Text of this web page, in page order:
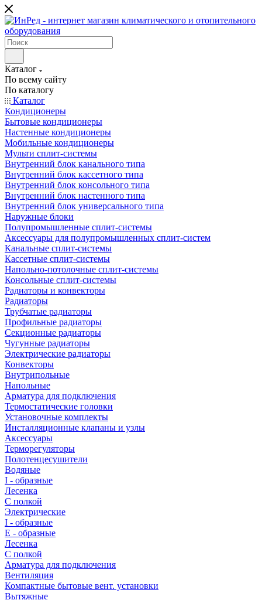
Каталог
По всему сайту
По каталогу
Каталог
Кондиционеры
Бытовые кондиционеры
Настенные кондиционеры
Мобильные кондиционеры
Мульти сплит-системы
Внутренний блок канального типа
Внутренний блок кассетного типа
Внутренний блок консольного типа
Внутренний блок настенного типа
Внутренний блок универсального типа
Наружные блоки
Полупромышленные сплит-системы
Аксессуары для полупромышленных сплит-систем
Канальные сплит-системы
Кассетные сплит-системы
Напольно-потолочные сплит-системы
Консольные сплит-системы
Радиаторы и конвекторы
Радиаторы
Трубчатые радиаторы
Профильные радиаторы
Секционные радиаторы
Чугунные радиаторы
Электрические радиаторы
Конвекторы
Внутрипольные
Напольные
Арматура для подключения
Термостатические головки
Установочные комплекты
Инсталляционные клапаны и узлы
Аксессуары
Терморегуляторы
Полотенцесушители
Водяные
I - образные
Лесенка
С полкой
Электрические
I - образные
E - образные
Лесенка
С полкой
Арматура для подключения
Вентиляция
Компактные бытовые вент. установки
Вытяжные